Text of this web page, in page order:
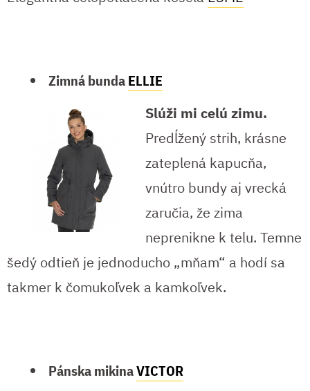
Zimná bundaELLIE
Slúži mi celú zimu.
Predĺžený strih, krásne
zateplená kapucňa,
vnútro bundy aj vrecká
zaručia, že zima
neprenikne k telu. Temne
šedý odtieň je jednoducho „mňam“ a hodí sa
takmer k čomukoľvek a kamkoľvek.
Pánska mikinaVICTOR